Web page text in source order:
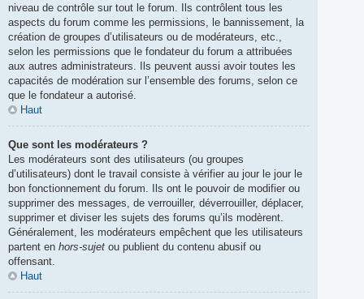
niveau de contrôle sur tout le forum. Ils contrôlent tous les
aspects du forum comme les permissions, le bannissement, la
création de groupes d’utilisateurs ou de modérateurs, etc.,
selon les permissions que le fondateur du forum a attribuées
aux autres administrateurs. Ils peuvent aussi avoir toutes les
capacités de modération sur l’ensemble des forums, selon ce
que le fondateur a autorisé.
Haut
Que sont les modérateurs ?
Les modérateurs sont des utilisateurs (ou groupes
d’utilisateurs) dont le travail consiste à vérifier au jour le jour le
bon fonctionnement du forum. Ils ont le pouvoir de modifier ou
supprimer des messages, de verrouiller, déverrouiller, déplacer,
supprimer et diviser les sujets des forums qu’ils modèrent.
Généralement, les modérateurs empêchent que les utilisateurs
partent en hors-sujet ou publient du contenu abusif ou
offensant.
Haut